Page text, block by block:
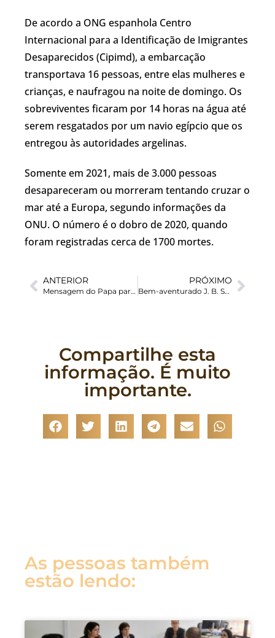
De acordo a ONG espanhola Centro
Internacional para a Identificação de Imigrantes
Desaparecidos (Cipimd), a embarcação
transportava 16 pessoas, entre elas mulheres e
crianças, e naufragou na noite de domingo. Os
sobreviventes ficaram por 14 horas na água até
serem resgatados por um navio egípcio que os
entregou às autoridades argelinas.
Somente em 2021, mais de 3.000 pessoas
desapareceram ou morreram tentando cruzar o
mar até a Europa, segundo informações da
ONU. O número é o dobro de 2020, quando
foram registradas cerca de 1700 mortes.
ANTERIOR
Mensagem do Papa para o 108º Dia Mundial do Migrante e do Refugiado exalta a inclusão
PRÓXIMO
Bem-aventurado J. B. Scalabrini e as migrações
Compartilhe esta
informação. É muito
importante.
As pessoas também
estão lendo: